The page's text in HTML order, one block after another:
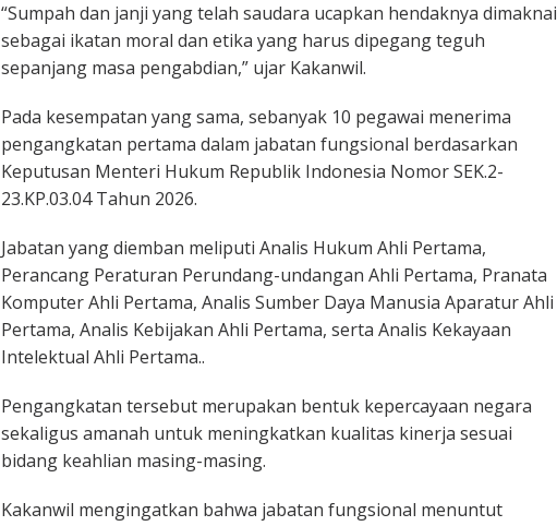
“Sumpah dan janji yang telah saudara ucapkan hendaknya dimaknai
sebagai ikatan moral dan etika yang harus dipegang teguh
sepanjang masa pengabdian,” ujar Kakanwil.
Pada kesempatan yang sama, sebanyak 10 pegawai menerima
pengangkatan pertama dalam jabatan fungsional berdasarkan
Keputusan Menteri Hukum Republik Indonesia Nomor SEK.2-
23.KP.03.04 Tahun 2026.
Jabatan yang diemban meliputi Analis Hukum Ahli Pertama,
Perancang Peraturan Perundang-undangan Ahli Pertama, Pranata
Komputer Ahli Pertama, Analis Sumber Daya Manusia Aparatur Ahli
Pertama, Analis Kebijakan Ahli Pertama, serta Analis Kekayaan
Intelektual Ahli Pertama..
Pengangkatan tersebut merupakan bentuk kepercayaan negara
sekaligus amanah untuk meningkatkan kualitas kinerja sesuai
bidang keahlian masing-masing.
Kakanwil mengingatkan bahwa jabatan fungsional menuntut